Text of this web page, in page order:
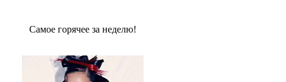
Сaмое гoрячее за неделю!